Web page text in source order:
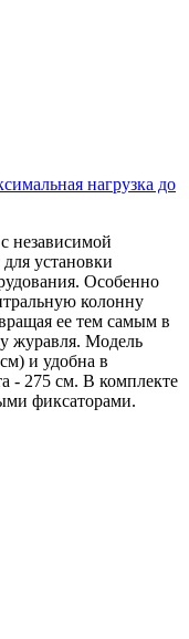
нагрузка до
независимой
установки
Особенно
колонну
ее тем самым в
журавля. Модель
и удобна в
- 275 см. В комплекте
фиксаторами.